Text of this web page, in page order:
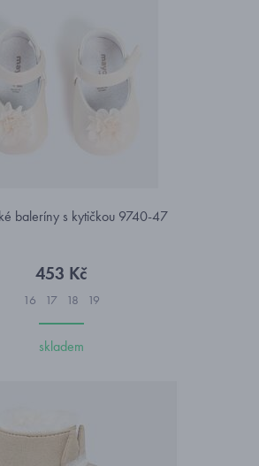
baleríny s kytičkou 9740-47
453 Kč
16 17 18 19
skladem